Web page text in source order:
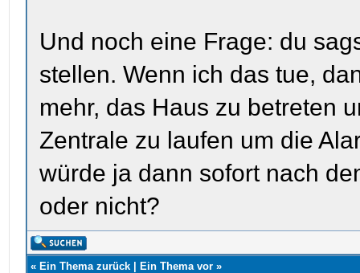
Und noch eine Frage: du
stellen. Wenn ich das tue,
mehr, das Haus zu betreten
Zentrale zu laufen um die
würde ja dann sofort nach
oder nicht?
« Ein Thema zurück Ein Thema vor »